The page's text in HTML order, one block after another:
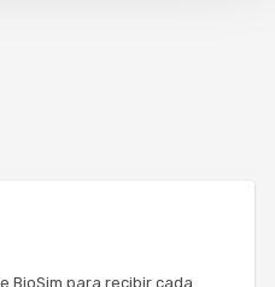
BioSim para recibir cada